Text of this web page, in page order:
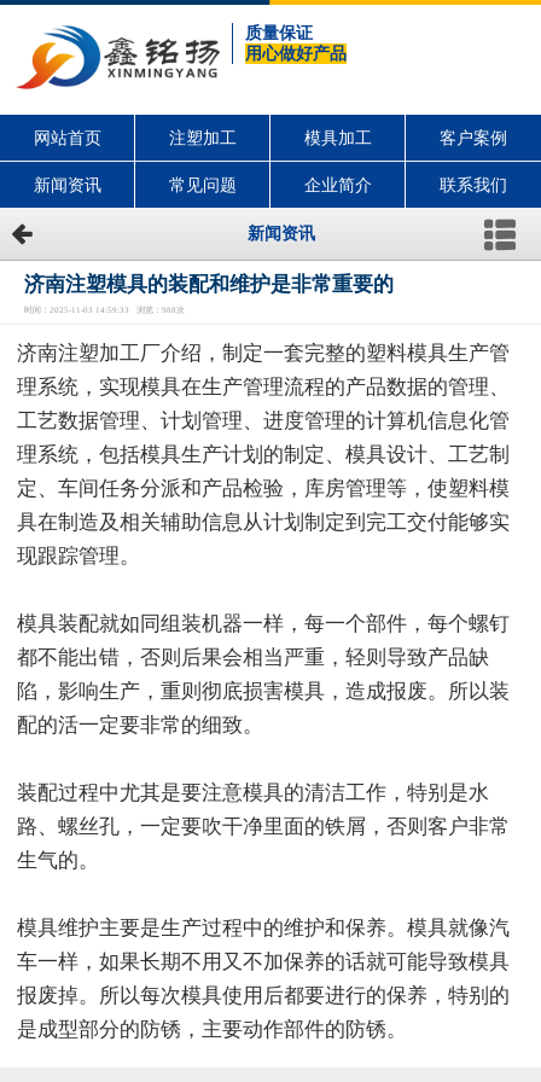
质量保证
用心做好产品
网站首页 注塑加工 模具加工 客户案例
新闻资讯 常见问题 企业简介 联系我们
新闻资讯
济南注塑模具的装配和维护是非常重要的
时间：2025-11-03 14:59:33 浏览：988次
济南注塑加工厂介绍，制定一套完整的塑料模具生产管
理系统，实现模具在生产管理流程的产品数据的管理、
工艺数据管理、计划管理、进度管理的计算机信息化管
理系统，包括模具生产计划的制定、模具设计、工艺制
定、车间任务分派和产品检验，库房管理等，使塑料模
具在制造及相关辅助信息从计划制定到完工交付能够实
现跟踪管理。
模具装配就如同组装机器一样，每一个部件，每个螺钉
都不能出错，否则后果会相当严重，轻则导致产品缺
陷，影响生产，重则彻底损害模具，造成报废。所以装
配的活一定要非常的细致。
装配过程中尤其是要注意模具的清洁工作，特别是水
路、螺丝孔，一定要吹干净里面的铁屑，否则客户非常
生气的。
模具维护主要是生产过程中的维护和保养。模具就像汽
车一样，如果长期不用又不加保养的话就可能导致模具
报废掉。所以每次模具使用后都要进行的保养，特别的
是成型部分的防锈，主要动作部件的防锈。